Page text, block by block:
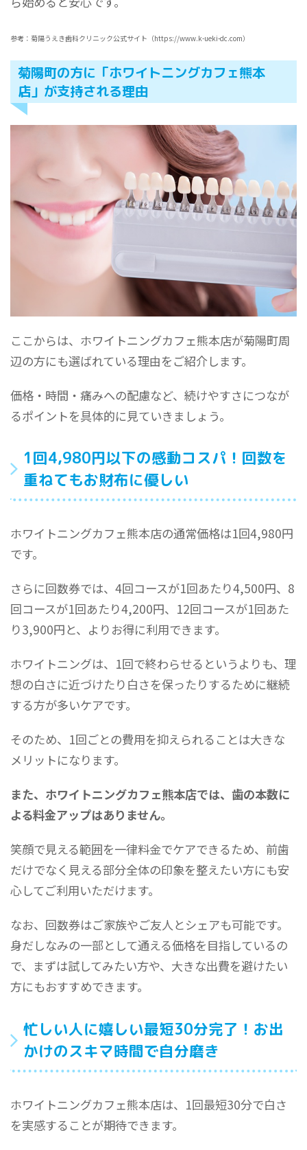
参考：菊陽うえき歯科クリニック公式サイト（https://www.k-ueki-dc.com）
菊陽町の方に「ホワイトニングカフェ熊本
店」が支持される理由
ここからは、ホワイトニングカフェ熊本店が菊陽町周
辺の方にも選ばれている理由をご紹介します。
価格・時間・痛みへの配慮など、続けやすさにつなが
るポイントを具体的に見ていきましょう。
1回4,980円以下の感動コスパ！回数を
重ねてもお財布に優しい
ホワイトニングカフェ熊本店の通常価格は1回4,980円
です。
さらに回数券では、4回コースが1回あたり4,500円、8
回コースが1回あたり4,200円、12回コースが1回あた
り3,900円と、よりお得に利用できます。
ホワイトニングは、1回で終わらせるというよりも、理
想の白さに近づけたり白さを保ったりするために継続
する方が多いケアです。
そのため、1回ごとの費用を抑えられることは大きな
メリットになります。
また、ホワイトニングカフェ熊本店では、歯の本数に
よる料金アップはありません。
笑顔で見える範囲を一律料金でケアできるため、前歯
だけでなく見える部分全体の印象を整えたい方にも安
心してご利用いただけます。
なお、回数券はご家族やご友人とシェアも可能です。
身だしなみの一部として通える価格を目指しているの
で、まずは試してみたい方や、大きな出費を避けたい
方にもおすすめできます。
忙しい人に嬉しい最短30分完了！お出
かけのスキマ時間で自分磨き
ホワイトニングカフェ熊本店は、1回最短30分で白さ
を実感することが期待できます。